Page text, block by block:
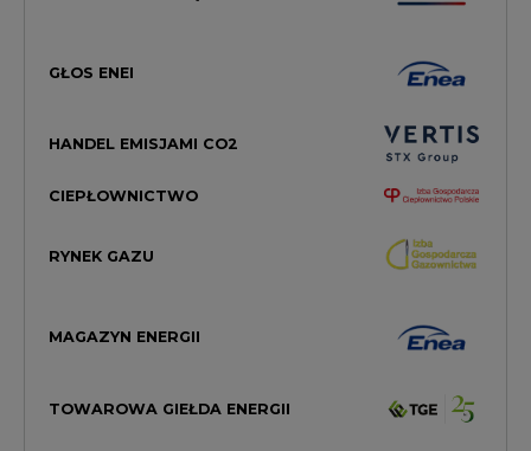
GŁOS ENEI
HANDEL EMISJAMI CO2
CIEPŁOWNICTWO
RYNEK GAZU
MAGAZYN ENERGII
TOWAROWA GIEŁDA ENERGII